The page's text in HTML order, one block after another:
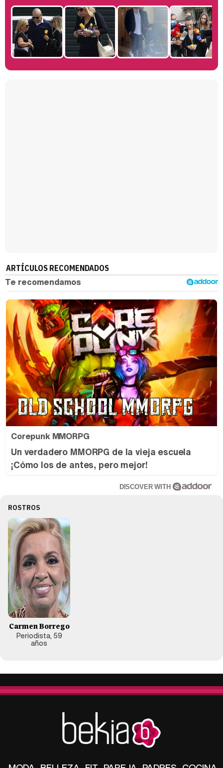
Manu Baqueiro: "Tuve como referente a Bruce Willis en 'Luz de Luna' para mi trabajo en la serie 'Perdiendo el juicio'"
ARTÍCULOS RECOMENDADOS
Corepunk MMORPG
Un verdadero MMORPG de la vieja escuela
¡Cómo los de antes, pero mejor!
DISCOVER WITH
ROSTROS
Carmen Borrego
Periodista, 59
años